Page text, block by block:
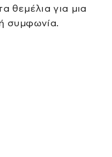
θεμέλια για μια
συμφωνία.